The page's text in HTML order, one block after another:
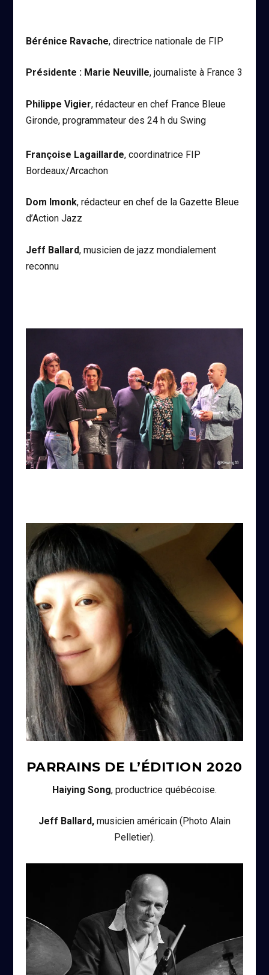
Bérénice Ravache, directrice nationale de FIP
Présidente : Marie Neuville, journaliste à France 3
Philippe Vigier, rédacteur en chef France Bleue
Gironde, programmateur des 24 h du Swing
Françoise Lagaillarde, coordinatrice FIP
Bordeaux/Arcachon
Dom Imonk, rédacteur en chef de la Gazette Bleue
d’Action Jazz
Jeff Ballard, musicien de jazz mondialement
reconnu
PARRAINS DE L’ÉDITION 2020
Haiying Song, productrice québécoise.
Jeff Ballard,musicien américain (Photo Alain
Pelletier).